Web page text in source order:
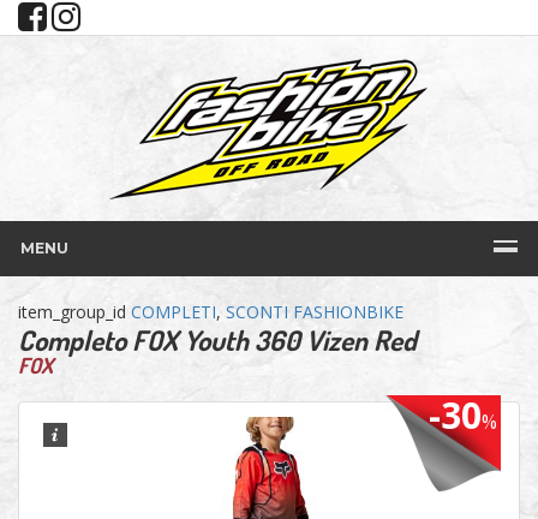
MENU
item_group_id COMPLETI, SCONTI FASHIONBIKE
Completo FOX Youth 360 Vizen Red
FOX
-30%